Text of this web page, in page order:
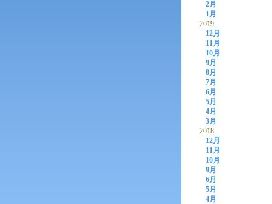
2月
1月
2019
12月
11月
10月
9月
8月
7月
6月
5月
4月
3月
2018
12月
11月
10月
9月
6月
5月
4月